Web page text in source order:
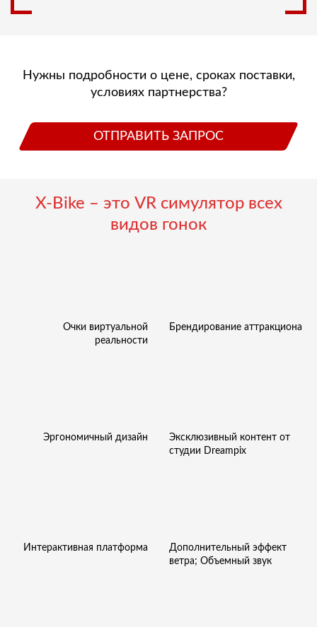
Нужны подробности о цене, сроках поставки,
условиях партнерства?
ОТПРАВИТЬ ЗАПРОС
X-Bike – это VR симулятор всех
видов гонок
Очки виртуальной
реальности
Эргономичный дизайн
Интерактивная платформа
Брендирование аттракциона
Эксклюзивный контент от
студии Dreampix
Дополнительный эффект
ветра; Объемный звук